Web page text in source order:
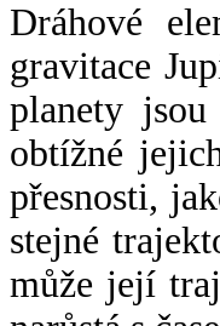
Dráhové
gravitace
planety
obtížné
přesnosti,
stejné
může její